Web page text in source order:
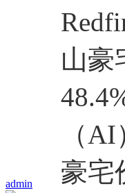
admin
山豪
（
豪宅